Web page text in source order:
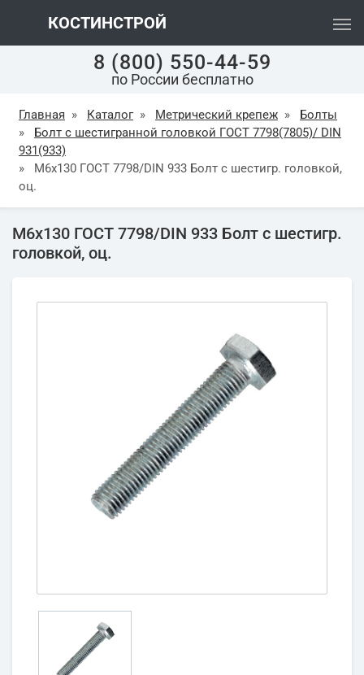
КОСТИНСТРОЙ
8 (800) 550-44-59
по России бесплатно
Главная » Каталог » Метрический крепеж »
Болты
»
Болт с шестигранной головкой ГОСТ 7798(7805)/ DIN
931(933)
»
М6х130 ГОСТ 7798/DIN 933 Болт с шестигр. головкой,
оц.
М6х130 ГОСТ 7798/DIN 933 Болт с шестигр.
головкой, оц.